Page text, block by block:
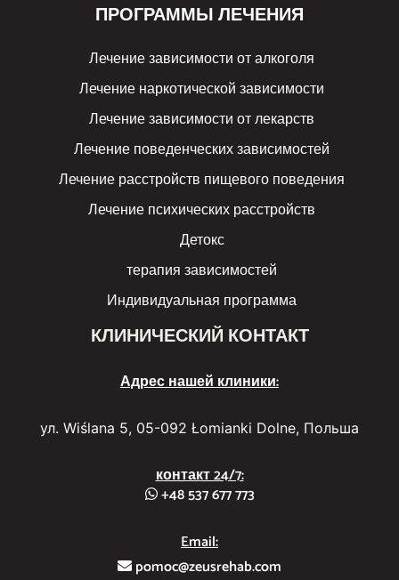
ПРОГРАММЫ ЛЕЧЕНИЯ
Лечение зависимости от алкоголя
Лечение наркотической зависимости
Лечение зависимости от лекарств
Лечение поведенческих зависимостей
Лечение расстройств пищевого поведения
Лечение психических расстройств
Детокс
терапия зависимостей
Индивидуальная программа
КЛИНИЧЕСКИЙ КОНТАКТ
Адрес нашей клиники:
ул. Wiślana 5, 05-092 Łomianki Dolne, Польша
контакт 24/7:
+48 537 677 773
Email:
pomoc@zeusrehab.com